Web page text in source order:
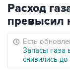
Расход
превысил
Есть
Запасы газа
снизились до